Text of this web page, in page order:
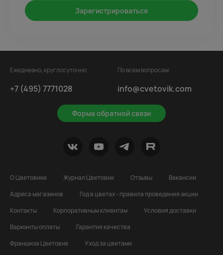
Зарегистрироваться
Ежедневно, круглосуточно
+7 (495) 7771028
Форма обратной связи
По всем вопросам
info@cvetovik.com
О Цветовике Журнал Цветовик Отзывы
Вакансии
Адреса магазинов
Год в цветах - правила проведения акции
Контакты
Корпоративным клиентам
Условия доставки
Варианты оплаты
Гарантия качества
Франшиза Цветовик
Уход за цветами